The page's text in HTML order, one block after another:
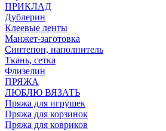
ПРИКЛАД
Дублерин
Клеевые ленты
Манжет-заготовка
Синтепон, наполнитель
Ткань, сетка
Флизелин
ПРЯЖА
ЛЮБЛЮ ВЯЗАТЬ
Пряжа для игрушек
Пряжа для корзинок
Пряжа для ковриков